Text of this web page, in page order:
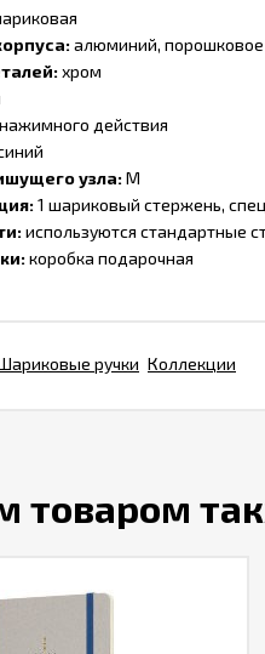
алюминий, порошковое
хром
нажимного действия
узла:M
1 шариковый стержень,
используются стандартные
коробка подарочная
ручки Коллекции
товаром